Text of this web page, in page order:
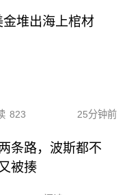
金堆出海上棺材
823 25分钟前
条路，波斯都不
被揍